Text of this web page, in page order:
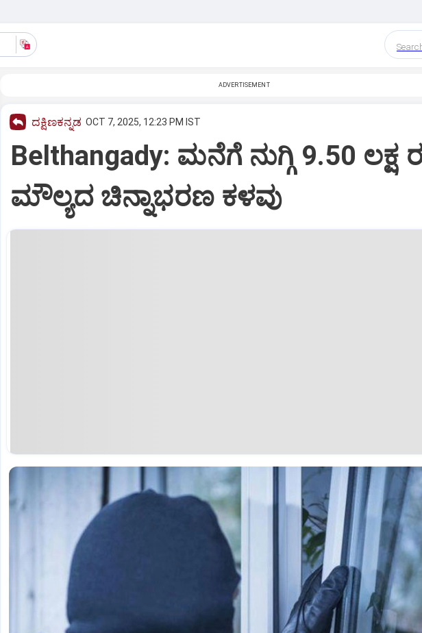
ADVERTISEMENT
ದಕ್ಷಿಣಕನ್ನಡ OCT 7, 2025, 12:23 PM IST
Belthangady: ಮನೆಗೆ ನುಗ್ಗಿ 9.50 ಲಕ್ಷ
ಮೌಲ್ಯದ ಚಿನ್ನಾಭರಣ ಕಳವು